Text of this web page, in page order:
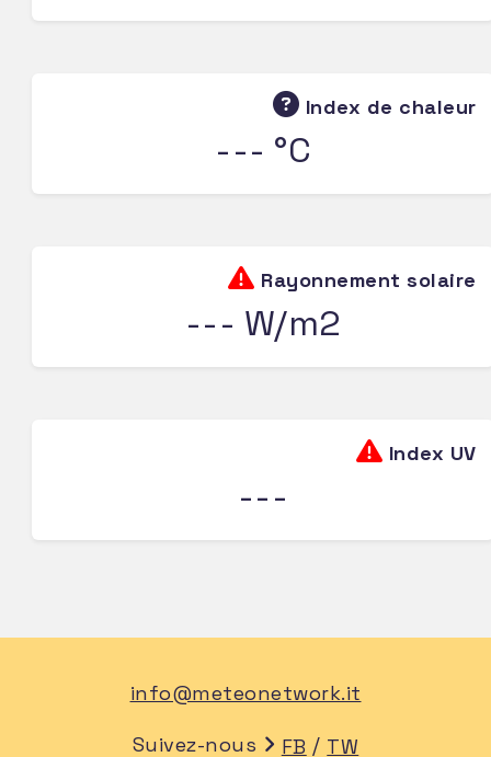
Index de chaleur
--- °C
Rayonnement solaire
--- W/m2
Index UV
---
info@meteonetwork.it
Suivez-nous FB / TW